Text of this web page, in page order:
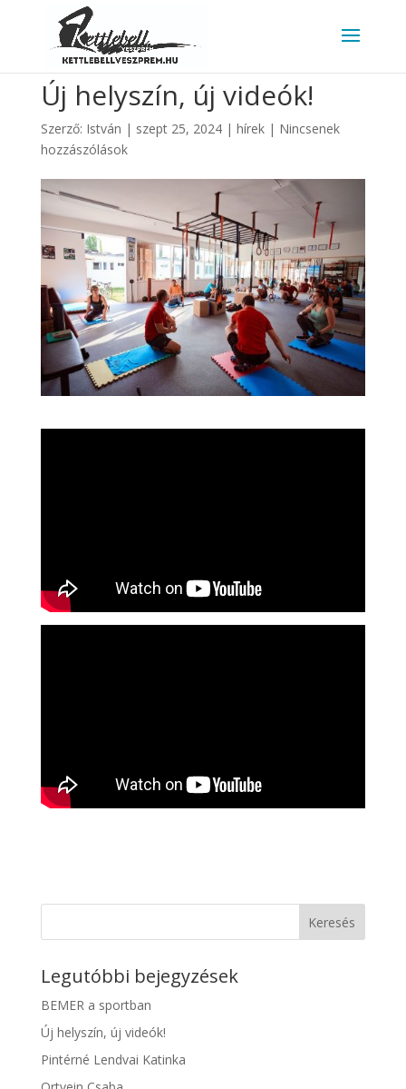
https://www.kettlebellveszprem.hu/
Új helyszín, új videók!
Szerző: István | szept 25, 2024| hírek| Nincsenek
hozzászólások
Keresés
Legutóbbi bejegyzések
BEMER a sportban
Új helyszín, új videók!
Pintérné Lendvai Katinka